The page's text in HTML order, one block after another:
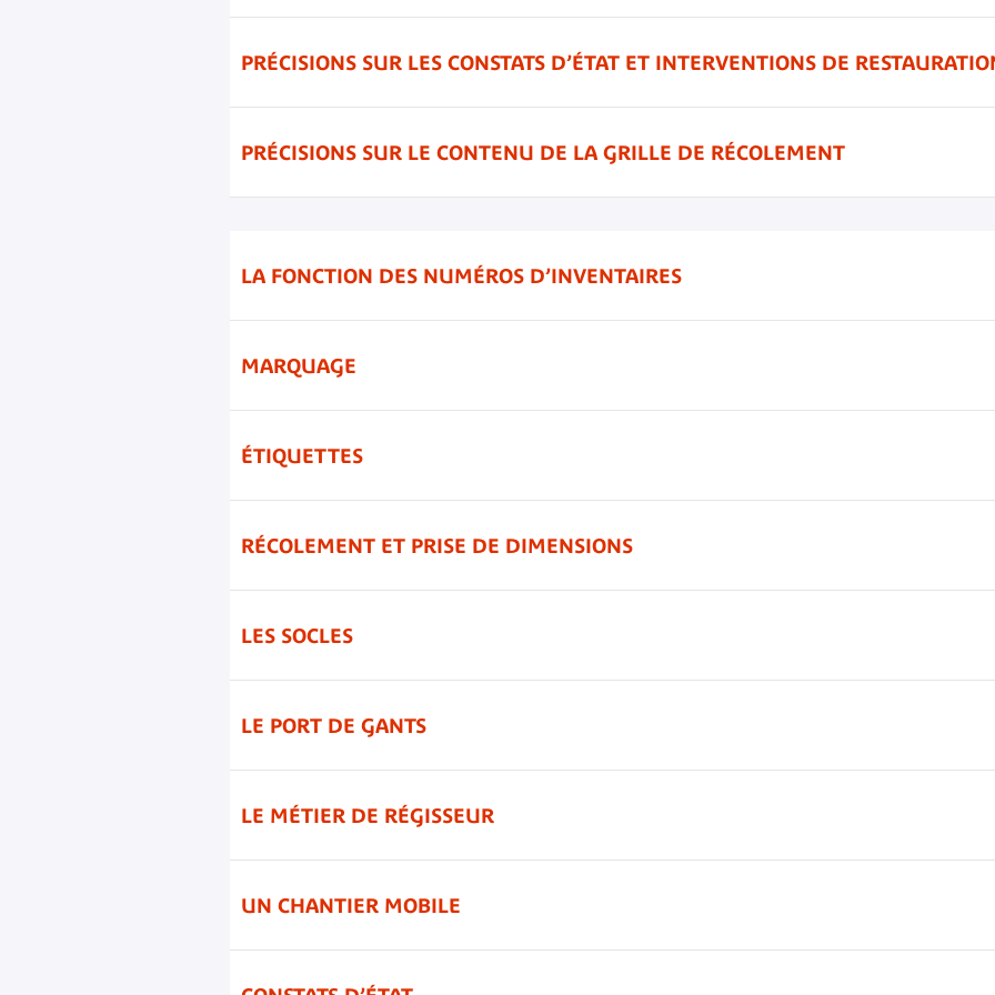
PRÉCISIONS SUR LES CONSTATS D’ÉTAT ET INTERVENTIONS DE
PRÉCISIONS SUR LE CONTENU DE LA GRILLE DE RÉCOLEMENT
LA FONCTION DES NUMÉROS D’INVENTAIRES
MARQUAGE
ÉTIQUETTES
RÉCOLEMENT ET PRISE DE DIMENSIONS
LES SOCLES
LE PORT DE GANTS
LE MÉTIER DE RÉGISSEUR
UN CHANTIER MOBILE